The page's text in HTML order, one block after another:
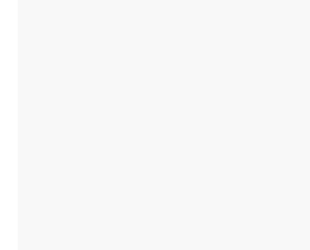
これを元に考えるとカルシウムを大
類は苦労してるんだな…。腹足類だ